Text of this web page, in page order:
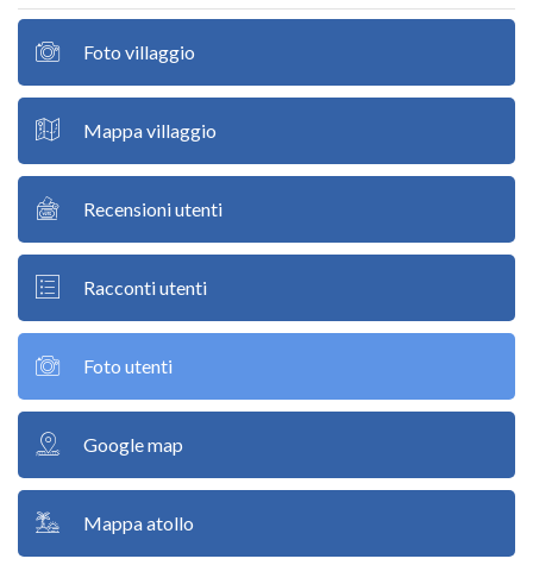
Foto villaggio
Mappa villaggio
Recensioni utenti
Racconti utenti
Foto utenti
Google map
Mappa atollo